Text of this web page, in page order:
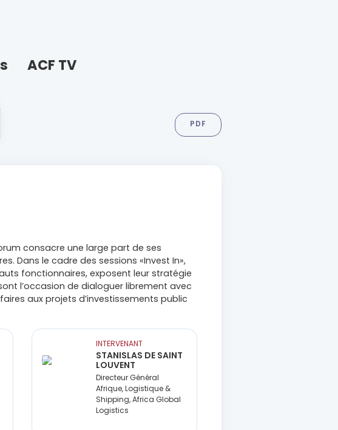
ACF TV
PDF
consacre une large part de ses
Dans le cadre des sessions «Invest In»,
fonctionnaires, exposent leur stratégie
l’occasion de dialoguer librement avec
aux projets d’investissements public
INTERVENANT
STANISLAS DE SAINT
LOUVENT
Directeur Général
Afrique, Logistique &
Shipping, Africa Global
Logistics